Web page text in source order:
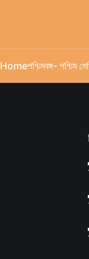
Homeপশ্চিমবঙ্গ- পশ্চিম